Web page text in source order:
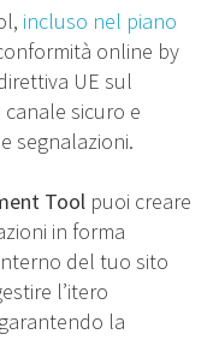
incluso nel piano
online by
UE sul
sicuro e
segnalazioni.
Tool puoi creare
in forma
del tuo sito
l’itero
la